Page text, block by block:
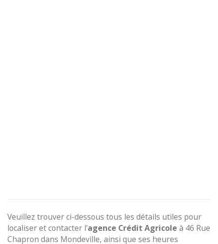
Veuillez trouver ci-dessous tous les détails utiles pour
localiser et contacter l'agence Crédit Agricole à 46 Rue
Chapron dans Mondeville, ainsi que ses heures